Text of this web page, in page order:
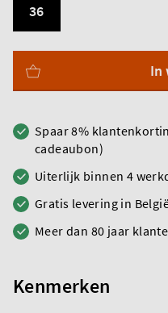
36
In
Spaar 8%
cadeaubon)
Uiterlijk binnen 4
Gratis levering in
Meer dan 80 jaar
Kenmerken